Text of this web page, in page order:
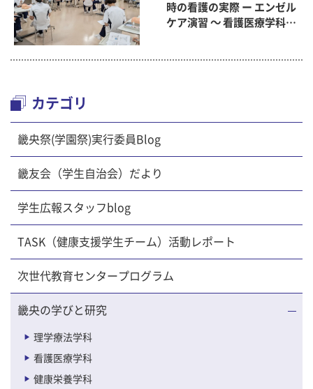
時の看護の実際 ー エンゼル
ケア演習 ～ 看護医療学科
カテゴリ
畿央祭(学園祭)実行委員Blog
畿友会（学生自治会）だより
学生広報スタッフblog
TASK（健康支援学生チーム）活動レポート
次世代教育センタープログラム
畿央の学びと研究
理学療法学科
看護医療学科
健康栄養学科